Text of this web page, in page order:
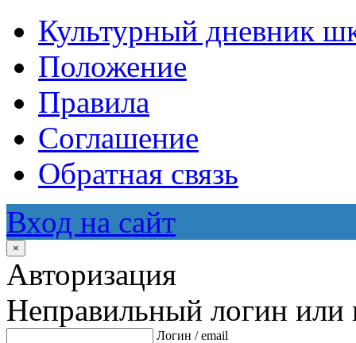
Культурный дневник
Положение
Правила
Соглашение
Обратная связь
Вход на сайт
×
Авторизация
Неправильный логин или
Логин / email